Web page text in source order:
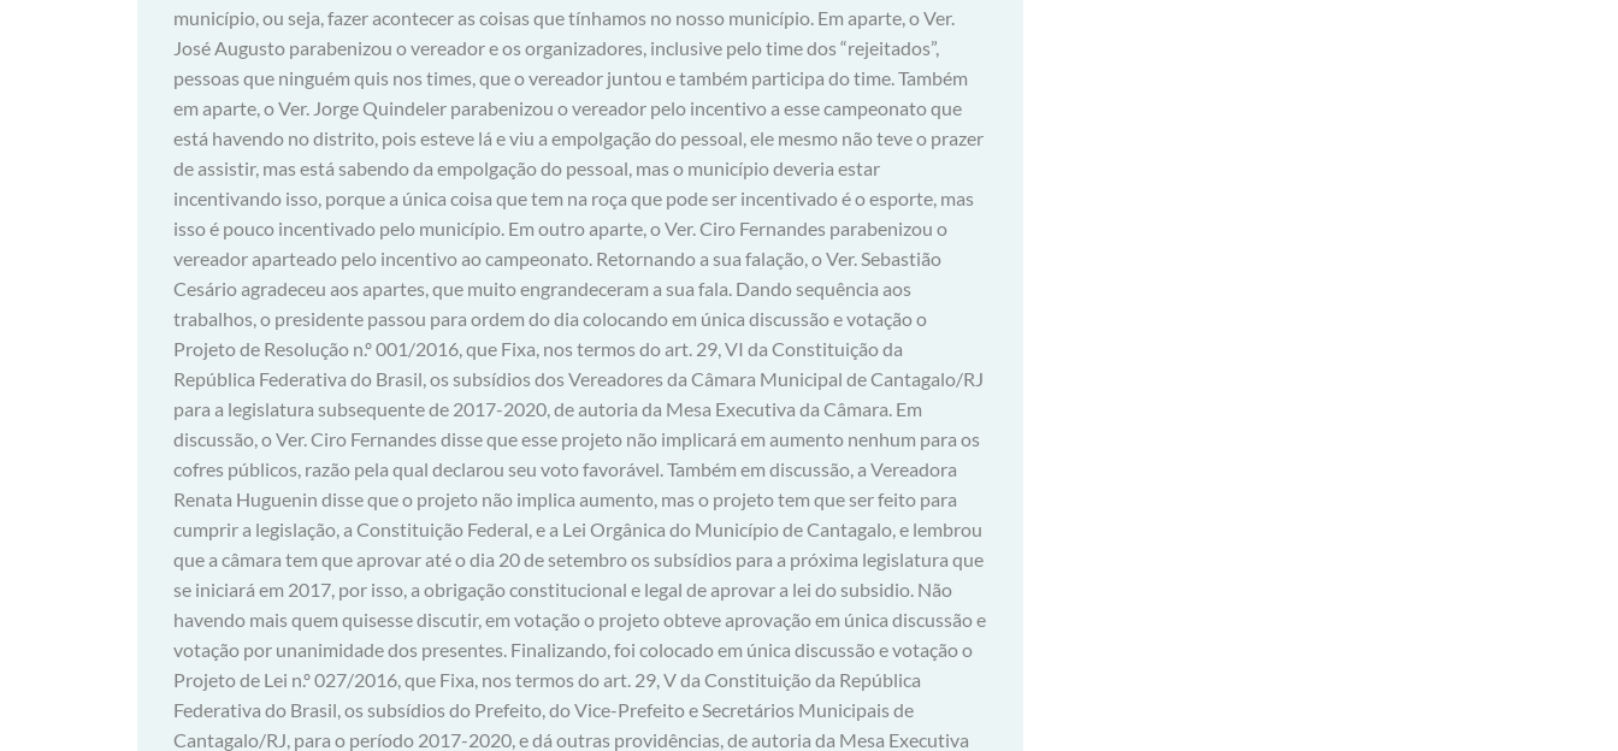
município, ou seja, fazer acontecer as coisas que tínhamos no nosso município. Em aparte, o Ver.
José Augusto parabenizou o vereador e os organizadores, inclusive pelo time dos “rejeitados”,
pessoas que ninguém quis nos times, que o vereador juntou e também participa do time. Também
em aparte, o Ver. Jorge Quindeler parabenizou o vereador pelo incentivo a esse campeonato que
está havendo no distrito, pois esteve lá e viu a empolgação do pessoal, ele mesmo não teve o prazer
de assistir, mas está sabendo da empolgação do pessoal, mas o município deveria estar
incentivando isso, porque a única coisa que tem na roça que pode ser incentivado é o esporte, mas
isso é pouco incentivado pelo município. Em outro aparte, o Ver. Ciro Fernandes parabenizou o
vereador aparteado pelo incentivo ao campeonato. Retornando a sua falação, o Ver. Sebastião
Cesário agradeceu aos apartes, que muito engrandeceram a sua fala. Dando sequência aos
trabalhos, o presidente passou para ordem do dia colocando em única discussão e votação o
Projeto de Resolução n.º 001/2016, que Fixa, nos termos do art. 29, VI da Constituição da
República Federativa do Brasil, os subsídios dos Vereadores da Câmara Municipal de Cantagalo/RJ
para a legislatura subsequente de 2017-2020, de autoria da Mesa Executiva da Câmara. Em
discussão, o Ver. Ciro Fernandes disse que esse projeto não implicará em aumento nenhum para os
cofres públicos, razão pela qual declarou seu voto favorável. Também em discussão, a Vereadora
Renata Huguenin disse que o projeto não implica aumento, mas o projeto tem que ser feito para
cumprir a legislação, a Constituição Federal, e a Lei Orgânica do Município de Cantagalo, e lembrou
que a câmara tem que aprovar até o dia 20 de setembro os subsídios para a próxima legislatura que
se iniciará em 2017, por isso, a obrigação constitucional e legal de aprovar a lei do subsidio. Não
havendo mais quem quisesse discutir, em votação o projeto obteve aprovação em única discussão e
votação por unanimidade dos presentes. Finalizando, foi colocado em única discussão e votação o
Projeto de Lei n.º 027/2016, que Fixa, nos termos do art. 29, V da Constituição da República
Federativa do Brasil, os subsídios do Prefeito, do Vice-Prefeito e Secretários Municipais de
Cantagalo/RJ, para o período 2017-2020, e dá outras providências, de autoria da Mesa Executiva